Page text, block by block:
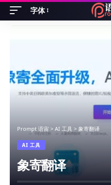
Font
字体
Prompt 语宙 > AI 工具 > 象寄翻译
AI 工具
象寄翻译